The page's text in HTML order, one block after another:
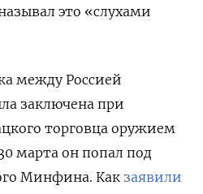
это «слухами
между Россией
заключена при
торговца оружием
марта он попал под
Минфина. Как заявили